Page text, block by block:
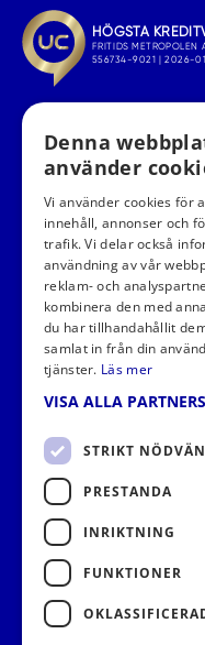
FÖLJ OSS I SOCIALA
FRITIDS METROPOLEN
Denna
använder
Vi använder cookies för
innehåll, annonser och
trafik. Vi delar också
användning av vår
reklam- och
kombinera den med
du har tillhandahållit
samlat in från din
tjänster. Läs mer
VISA ALLA PARTNERS
STRIKT
PRESTANDA
INRIKTNING
FUNKTIONER